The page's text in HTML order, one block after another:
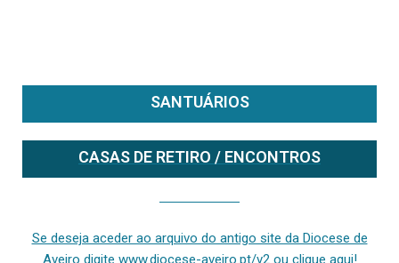
SANTUÁRIOS
CASAS DE RETIRO / ENCONTROS
Se deseja aceder ao arquivo do antigo site da Diocese de
Aveiro digite www.diocese-aveiro.pt/v2 ou clique aqui!